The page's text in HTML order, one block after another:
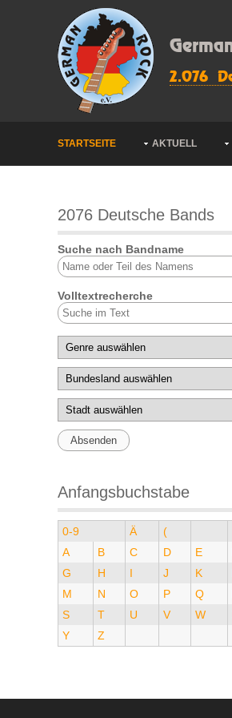
2.076
STARTSEITE AKTUELL
2076 Deutsche Bands
Suche nach Bandname
Volltextrecherche
Anfangsbuchstabe
0-9 Ä
(
A
B C D E
G
H I J K
M
N O P Q
S
T U V W
Y
Z